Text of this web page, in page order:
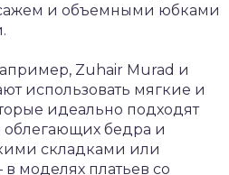
и объемными юбками
Zuhair Murad и
использовать мягкие и
идеально подходят
облегающих бедра и
складками или
моделях платьев со